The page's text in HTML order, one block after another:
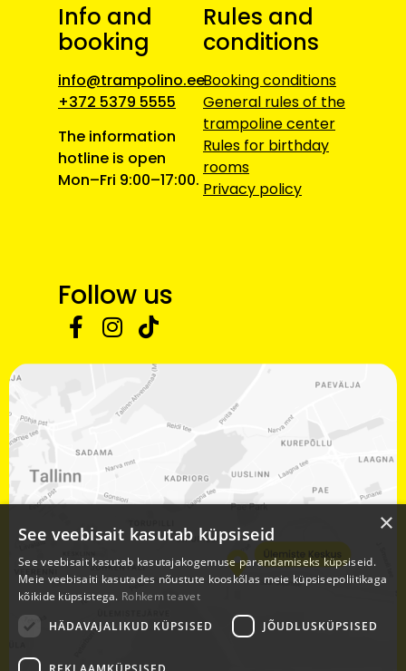
Info and
booking
info@trampolino.ee
+372 5379 5555
The information
hotline is open
Mon–Fri 9:00–17:00.
Rules and
conditions
Booking conditions
General rules of the
trampoline center
Rules for birthday
rooms
Privacy policy
Follow us
×
See veebisait kasutab küpsiseid
See veebisait kasutab kasutajakogemuse parandamiseks küpsiseid.
Meie veebisaiti kasutades nõustute kooskõlas meie küpsisepoliitikaga
kõikide küpsistega. Rohkem teavet
HÄDAVAJALIKUD KÜPSISED
JÕUDLUSKÜPSISED